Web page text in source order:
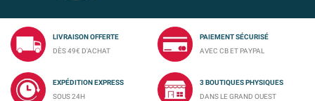
LIVRAISON OFFERTE
DÈS 49€ D'ACHAT
PAIEMENT SÉCURISÉ
AVEC CB ET PAYPAL
EXPÉDITION EXPRESS
SOUS 24H
3 BOUTIQUES PHYSIQUES
DANS LE GRAND OUEST